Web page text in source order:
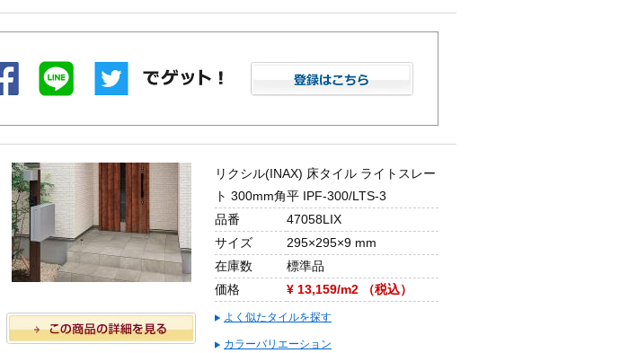
リクシル(INAX) 床タイル ライトスレー
ト 300mm角平 IPF-300/LTS-3
品番
47058LIX
サイズ
295×295×9 mm
在庫数
標準品
価格
¥ 13,159/m2 （税込）
よく似たタイルを探す
カラーバリエーション